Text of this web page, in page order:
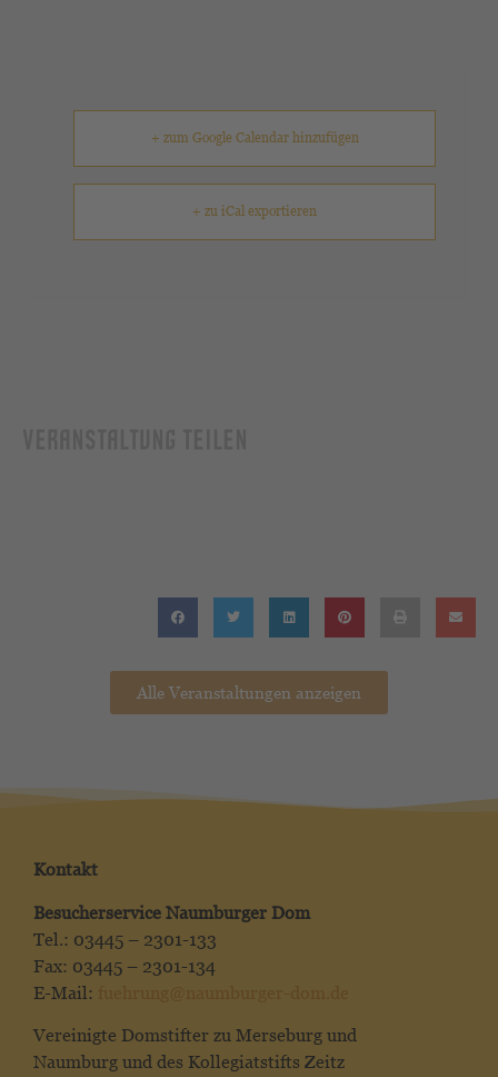
+ zum Google Calendar hinzufügen
+ zu iCal exportieren
Alle Veranstaltungen anzeigen
Kontakt
Besucherservice Naumburger Dom
Tel.: 03445 – 2301-133
Fax: 03445 – 2301-134
E-Mail:
Vereinigte Domstifter zu Merseburg und
Naumburg und des Kollegiatstifts Zeitz